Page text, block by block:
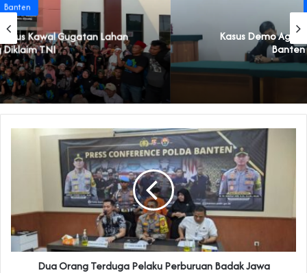
Banten
‎Kasus Demo Agustus 2025, 9 Tahanan Politik di
Banten Divonis Penjara
Dua Orang Terduga Pelaku Perburuan Badak Jawa